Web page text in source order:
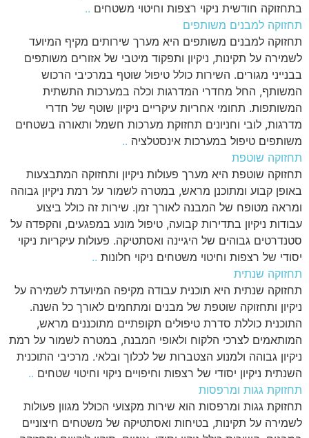
בתחזוקה חודשית ניקוי רצפות וחיטוי משטחים ..
תחזוקה למבנים משותפים
תחזוקה למבנים משותפים היא מערך שירותים מקיף המיועד
לשמירה על תקינות, ניקיון ותפקוד מיטבי של אזורים משותפים
בבנייני מגורים. השירות כולל טיפול שוטף במרכיבי הרכוש
המשותף, החל מחדרי המדרגות וכלה במערכות התשתית
המשותפות. תחומי אחריות עיקריים ניקיון שוטף של חדרי
מדרגות, לובי וחניונים תחזוקת מערכות חשמל ותאורה בשטחים
משותפים טיפול במערכות אינסטלציה ..
תחזוקה שוטפת
תחזוקה שוטפת היא מערך פעולות ניקיון ותחזוקה המתבצעות
באופן קבוע ומתוכנן מראש, במטרה לשמור על רמת ניקיון גבוהה
ומראה מטופח של המבנה לאורך זמן. שירות זה כולל ביצוע
עבודות ניקיון בתדירות קבועה, טיפול מונע במפגעים, והקפדה על
סטנדרטים גבוהים של היגיינה ואסתטיקה. פעולות עיקריות ניקוי
יסודי של רצפות וחיטוי משטחים ניקוי חלונות ..
תחזוקה שנתית
תחזוקה שנתית היא תוכנית עבודה מקיפה המיועדת לשמירה על
ניקיון ותחזוקה שוטפת של מבנים ומתחמים לאורך כל השנה.
התוכנית כוללת סדרת טיפולים תקופתיים מתוכננים מראש,
המותאמים לצרכי הלקוח ולאופי המבנה, במטרה לשמור על רמת
ניקיון גבוהה ולמנוע הצטברות של לכלוך ובלאי. מרכיבי התוכנית
השנתית ניקיון יסודי של רצפות וחיפויים ניקוי וחיטוי שטחים ..
תחזוקת גגות ומרפסות
תחזוקת גגות ומרפסות הוא שירות מקצועי הכולל מגוון פעולות
לשמירה על תקינות, בטיחות ואסתטיקה של משטחים חיצוניים